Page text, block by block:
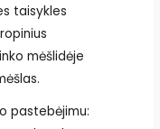
taisykles
mėšlidėje
pastebėjimu: